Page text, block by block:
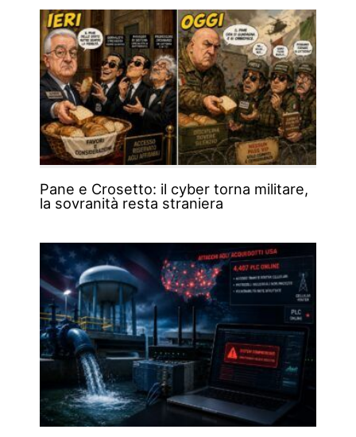
Pane e Crosetto: il cyber torna militare,
la sovranità resta straniera